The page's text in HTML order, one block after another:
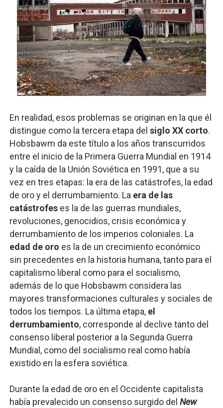
En realidad, esos problemas se originan en la que él
distingue como la tercera etapa del siglo XX corto.
Hobsbawm da este título a los años transcurridos
entre el inicio de la Primera Guerra Mundial en 1914
y la caída de la Unión Soviética en 1991, que a su
vez en tres etapas: la era de las catástrofes, la edad
de oro y el derrumbamiento. La era de las
catástrofeses la de las guerras mundiales,
revoluciones, genocidios, crisis económica y
derrumbamiento de los imperios coloniales. La
edad de oro es la de un crecimiento económico
sin precedentes en la historia humana, tanto para el
capitalismo liberal como para el socialismo,
además de lo que Hobsbawm considera las
mayores transformaciones culturales y sociales de
todos los tiempos. La última etapa, el
derrumbamiento, corresponde al declive tanto del
consenso liberal posterior a la Segunda Guerra
Mundial, como del socialismo real como había
existido en la esfera soviética.
Durante la edad de oro en el Occidente capitalista
había prevalecido un consenso surgido del New